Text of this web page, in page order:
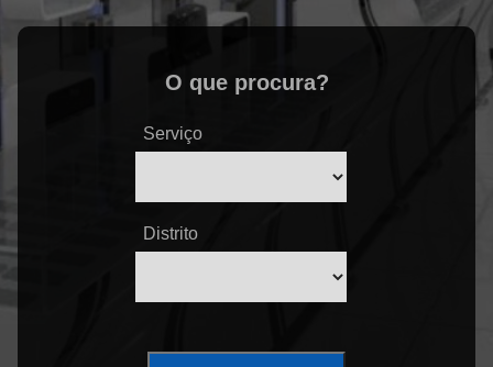
O que procura?
Serviço
Distrito